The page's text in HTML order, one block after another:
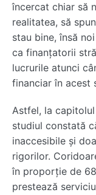
încercat chiar să
realitatea, să
stau bine, însă
ca finanțatorii
lucrurile atunci
financiar în acest
Astfel, la
studiul constată
inaccesibile și
rigorilor.
în proporție de
prestează